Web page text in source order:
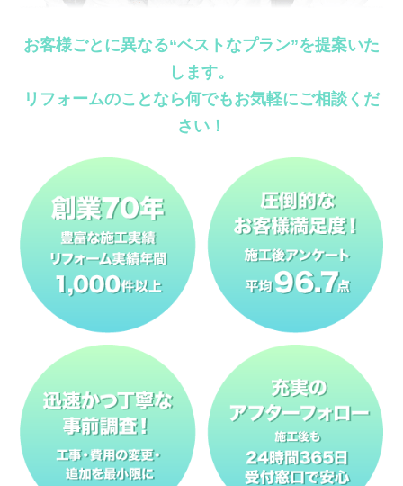
お客様ごとに異なる“ベストなプラン”を提案いた
します。
リフォームのことなら何でもお気軽にご相談くだ
さい！